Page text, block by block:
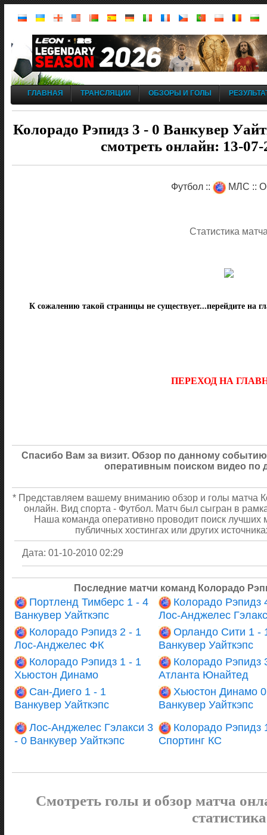
ГЛАВНАЯ ТРАНСЛЯЦИИ ОБЗОРЫ И ГОЛЫ
Колорадо Рэпидз 3 - 0 Ванкувер
смотреть онлайн: 13-
Футбол :: МЛС ::
Статистика
К сожалению такой страницы не существует...перейдите на
ПЕРЕХОД НА
Спасибо Вам за визит. Обзор по данному
оперативным поиском видео по
* Представляем вашему вниманию обзор и голы матча
онлайн. Вид спорта - Футбол. Матч был сыгран в
Наша команда оперативно проводит поиск лучших
публичных хостингах или других
Дата: 01-10-2010 02:29
Последние матчи команд Колорадо
Портленд Тимберс 1 - 4
Ванкувер Уайткэпс
Колорадо Рэпидз
Лос-Анджелес
Колорадо Рэпидз 2 - 1
Лос-Анджелес ФК
Орландо Сити 1 -
Ванкувер Уайткэпс
Колорадо Рэпидз 1 - 1
Хьюстон Динамо
Колорадо Рэпидз
Атланта Юнайтед
Сан-Диего 1 - 1
Ванкувер Уайткэпс
Хьюстон Динамо
Ванкувер Уайткэпс
Лос-Анджелес Гэлакси 3
- 0 Ванкувер Уайткэпс
Колорадо Рэпидз
Спортинг КС
Смотреть голы и обзор матча
статистика